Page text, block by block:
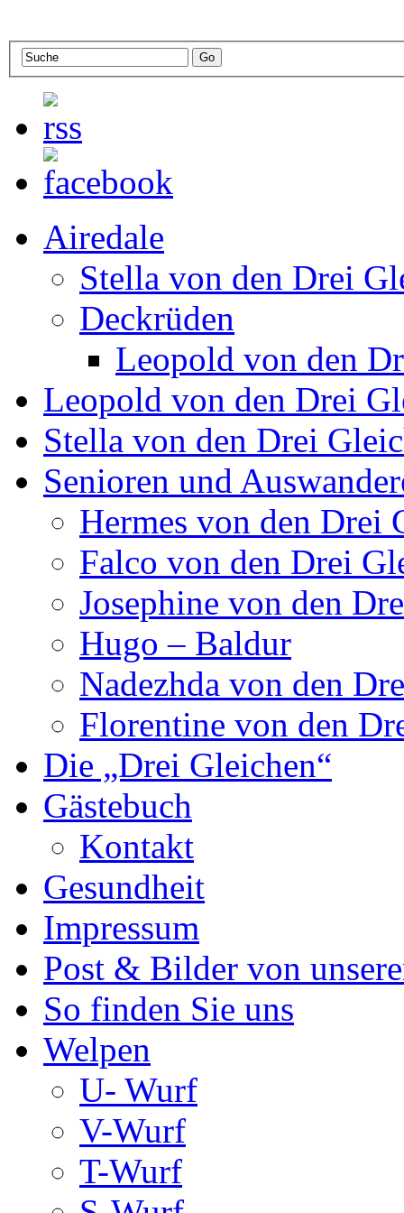
Airedale
Stella von den Drei
Deckrüden
Leopold von den
Leopold von den Drei
Stella von den Drei
Senioren und
Hermes von den Drei
Falco von den Drei
Josephine von den
Hugo – Baldur
Nadezhda von den
Florentine von den
Die „Drei Gleichen“
Gästebuch
Kontakt
Gesundheit
Impressum
Post & Bilder von
So finden Sie uns
Welpen
U- Wurf
V-Wurf
T-Wurf